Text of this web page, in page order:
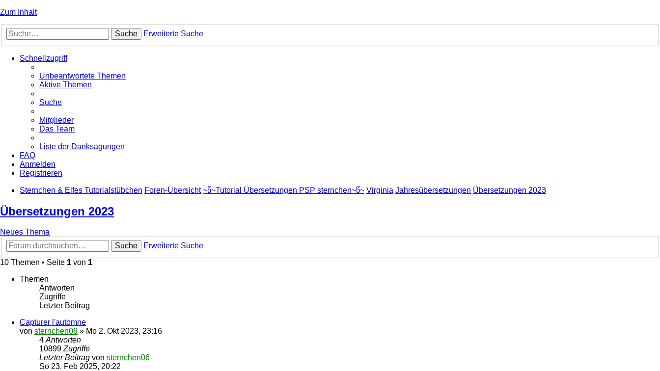
Zum Inhalt
Suche Erweiterte Suche
Schnellzugriff
Unbeantwortete Themen
Aktive Themen
Suche
Mitglieder
Das Team
Liste der Danksagungen
FAQ
Anmelden
Registrieren
Sternchen & Elfes Tutorialstübchen Foren-Übersicht ~წ~Tutorial Übersetzungen PSP sternchen~წ~ Virginia Jahresübersetzungen Übersetzungen 2023
Übersetzungen 2023
Neues Thema
Suche
Erweiterte Suche
10 Themen • Seite 1 von 1
Themen
Antworten
Zugriffe
Letzter Beitrag
Capturer l'automne
von sternchen06 » Mo 2. Okt 2023, 23:16
4 Antworten
10899 Zugriffe
Letzter Beitrag von sternchen06
So 23. Feb 2025, 20:22